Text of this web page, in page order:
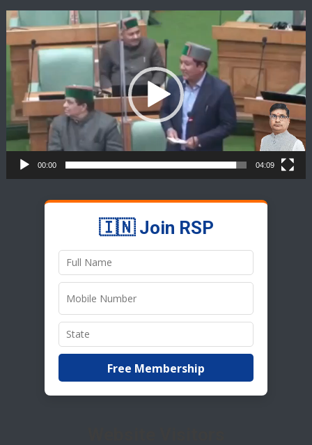
Video
Player
00:00 04:09
🇮🇳 Join RSP
Free Membership